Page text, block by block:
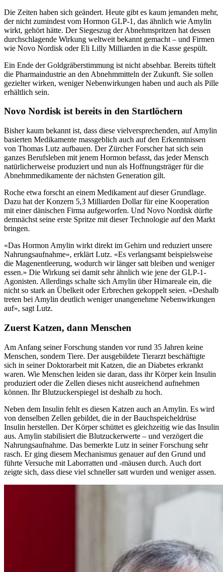
Die Zeiten haben sich geändert. Heute gibt es kaum jemanden mehr,
der nicht zumindest vom Hormon GLP-1, das ähnlich wie Amylin
wirkt, gehört hätte. Der Siegeszug der Abnehmspritzen hat dessen
durchschlagende Wirkung weltweit bekannt gemacht – und Firmen
wie Novo Nordisk oder Eli Lilly Milliarden in die Kasse gespült.
Ein Ende der Goldgräberstimmung ist nicht absehbar. Bereits tüftelt
die Pharmaindustrie an den Abnehmmitteln der Zukunft. Sie sollen
gezielter wirken, weniger Nebenwirkungen haben und auch als Pille
erhältlich sein.
Novo Nordisk ist bereits in den Startlöchern
Bisher kaum bekannt ist, dass diese vielversprechenden, auf Amylin
basierten Medikamente massgeblich auch auf den Erkenntnissen
von Thomas Lutz aufbauen. Der Zürcher Forscher hat sich sein
ganzes Berufsleben mit jenem Hormon befasst, das jeder Mensch
natürlicherweise produziert und nun als Hoffnungsträger für die
Abnehmmedikamente der nächsten Generation gilt.
Roche etwa forscht an einem Medikament auf dieser Grundlage.
Dazu hat der Konzern 5,3 Milliarden Dollar für eine Kooperation
mit einer dänischen Firma aufgeworfen. Und Novo Nordisk dürfte
demnächst seine erste Spritze mit dieser Technologie auf den Markt
bringen.
«Das Hormon Amylin wirkt direkt im Gehirn und reduziert unsere
Nahrungsaufnahme», erklärt Lutz. «Es verlangsamt beispielsweise
die Magenentleerung, wodurch wir länger satt bleiben und weniger
essen.» Die Wirkung sei damit sehr ähnlich wie jene der GLP-1-
Agonisten. Allerdings schalte sich Amylin über Hirnareale ein, die
nicht so stark an Übelkeit oder Erbrechen gekoppelt seien. «Deshalb
treten bei Amylin deutlich weniger unangenehme Nebenwirkungen
auf», sagt Lutz.
Zuerst Katzen, dann Menschen
Am Anfang seiner Forschung standen vor rund 35 Jahren keine
Menschen, sondern Tiere. Der ausgebildete Tierarzt beschäftigte
sich in seiner Doktorarbeit mit Katzen, die an Diabetes erkrankt
waren. Wie Menschen leiden sie daran, dass ihr Körper kein Insulin
produziert oder die Zellen dieses nicht ausreichend aufnehmen
können. Ihr Blutzuckerspiegel ist deshalb zu hoch.
Neben dem Insulin fehlt es diesen Katzen auch an Amylin. Es wird
von denselben Zellen gebildet, die in der Bauchspeicheldrüse
Insulin herstellen. Der Körper schüttet es gleichzeitig wie das Insulin
aus. Amylin stabilisiert die Blutzuckerwerte – und verzögert die
Nahrungsaufnahme. Das bemerkte Lutz in seiner Forschung sehr
rasch. Er ging diesem Mechanismus genauer auf den Grund und
führte Versuche mit Laborratten und -mäusen durch. Auch dort
zeigte sich, dass diese viel schneller satt wurden und weniger assen.